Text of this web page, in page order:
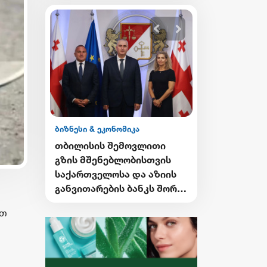
ბიზნესი & ეკონომიკა
თბილისის შემოვლითი
გზის მშენებლობისთვის
საქართველოსა და აზიის
განვითარების ბანკს შორის
გაფორმდა